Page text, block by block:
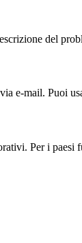
del
e-mail. Puoi
Per i